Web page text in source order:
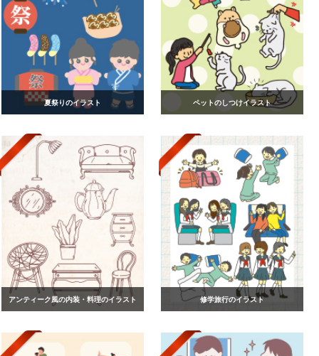
夏祭りのイラスト ペットのしつけイラスト
アンティーク風の内装・料理のイラスト 修学旅行のイラスト